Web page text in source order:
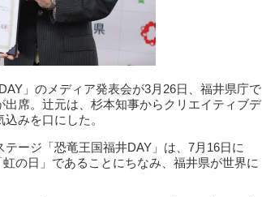
」のメディア発表会が3月26日、福井県庁で
席。辻元は、杉本知事からクリエイティブデ
みを口にした。
ージ「恐竜王国福井DAY」は、7月16日に
の日」であることにちなみ、福井県が世界に